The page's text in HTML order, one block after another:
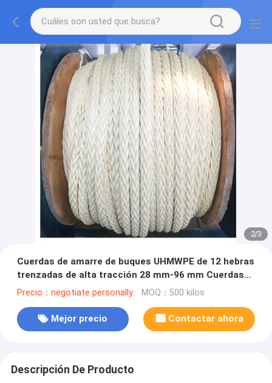
2/3
Cuerdas de amarre de buques UHMWPE de 12 hebras
trenzadas de alta tracción 28 mm-96 mm Cuerdas
de remolque HMPE
Precio：negotiate personally MOQ：500 kilos
Mejor precio Contactar ahora
Descripción De Producto